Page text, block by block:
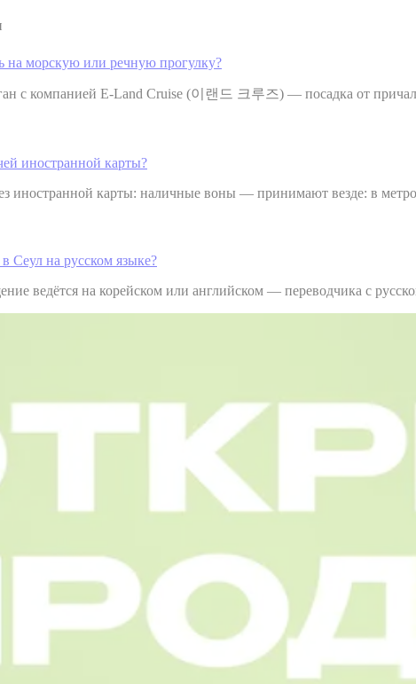
на морскую или речную прогулку?
с компанией E-Land Cruise (이랜드 크루즈) — посадка от
иностранной карты?
иностранной карты: наличные воны — принимают везде: в
Сеул на русском языке?
ведётся на корейском или английском — переводчика с